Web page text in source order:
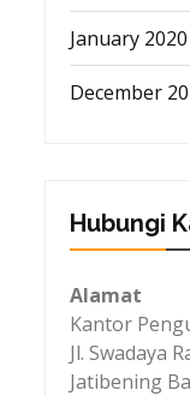
January 2020
December
Hubungi
Alamat
Kantor
Jl. Swadaya
Jatibening